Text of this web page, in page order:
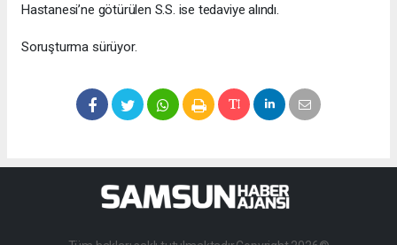
Hastanesi’ne götürülen S.S. ise tedaviye alındı.
Soruşturma sürüyor.